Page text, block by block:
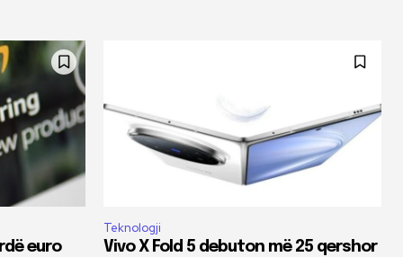
euro
Teknologji
Vivo X Fold 5 debuton më 25 qershor